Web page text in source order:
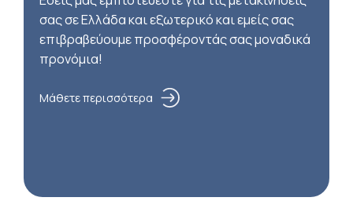
σας σε Ελλάδα και εξωτερικό και εμείς σας
επιβραβεύουμε προσφέροντάς σας μοναδικά
προνόμια!
Μάθετε περισσότερα